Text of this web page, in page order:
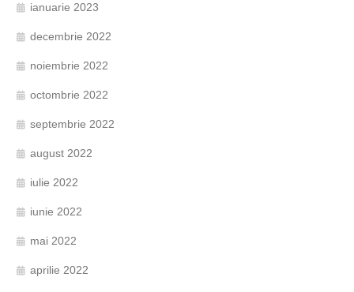
ianuarie 2023
decembrie 2022
noiembrie 2022
octombrie 2022
septembrie 2022
august 2022
iulie 2022
iunie 2022
mai 2022
aprilie 2022